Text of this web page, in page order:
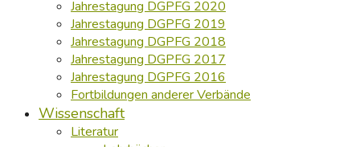
Jahrestagung DGPFG 2020
Jahrestagung DGPFG 2019
Jahrestagung DGPFG 2018
Jahrestagung DGPFG 2017
Jahrestagung DGPFG 2016
Fortbildungen anderer Verbände
Wissenschaft
Literatur